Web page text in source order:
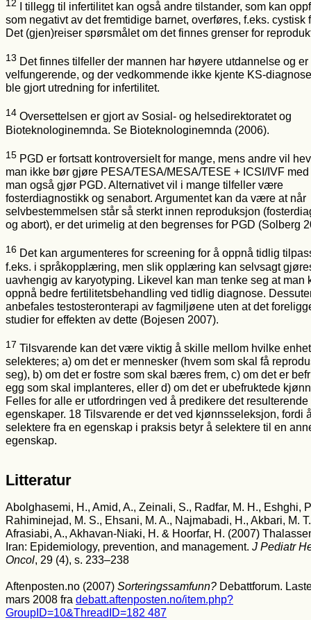
12 I tillegg til infertilitet kan også andre tilstander, som kan
som negativt av det fremtidige barnet, overføres, f.eks. cystisk
Det (gjen)reiser spørsmålet om det finnes grenser for
13 Det finnes tilfeller der mannen har høyere utdannelse og
velfungerende, og der vedkommende ikke kjente KS-
ble gjort utredning for infertilitet.
14 Oversettelsen er gjort av Sosial- og helsedirektoratet og
Bioteknologinemnda. Se Bioteknologinemnda (2006).
15 PGD er fortsatt kontroversielt for mange, mens andre vil
man ikke bør gjøre PESA/TESA/MESA/TESE + ICSI/IVF
man også gjør PGD. Alternativet vil i mange tilfeller være
fosterdiagnostikk og senabort. Argumentet kan da være at når
selvbestemmelsen står så sterkt innen reproduksjon
og abort), er det urimelig at den begrenses for PGD (Solberg
16 Det kan argumenteres for screening for å oppnå tidlig
f.eks. i språkopplæring, men slik opplæring kan selvsagt
uavhengig av karyotyping. Likevel kan man tenke seg at man
oppnå bedre fertilitetsbehandling ved tidlig diagnose.
anbefales testosteronterapi av fagmiljøene uten at det
studier for effekten av dette (Bojesen 2007).
17 Tilsvarende kan det være viktig å skille mellom hvilke
selekteres; a) om det er mennesker (hvem som skal få
seg), b) om det er fostre som skal bæres frem, c) om det er
egg som skal implanteres, eller d) om det er ubefruktede
Felles for alle er utfordringen ved å predikere det resulterende
egenskaper. 18 Tilsvarende er det ved kjønnsseleksjon, fordi
selektere fra en egenskap i praksis betyr å selektere til en
egenskap.
Litteratur
Abolghasemi, H., Amid, A., Zeinali, S., Radfar, M. H., Eshghi,
Rahiminejad, M. S., Ehsani, M. A., Najmabadi, H., Akbari, M.
Afrasiabi, A., Akhavan-Niaki, H. & Hoorfar, H. (2007)
Iran: Epidemiology, prevention, and management. J Pediatr
Oncol, 29 (4), s. 233–238
Aftenposten.no (2007) Sorteringssamfunn? Debattforum.
mars 2008 fra debatt.aftenposten.no/item.php?
GroupID=10&ThreadID=182 487